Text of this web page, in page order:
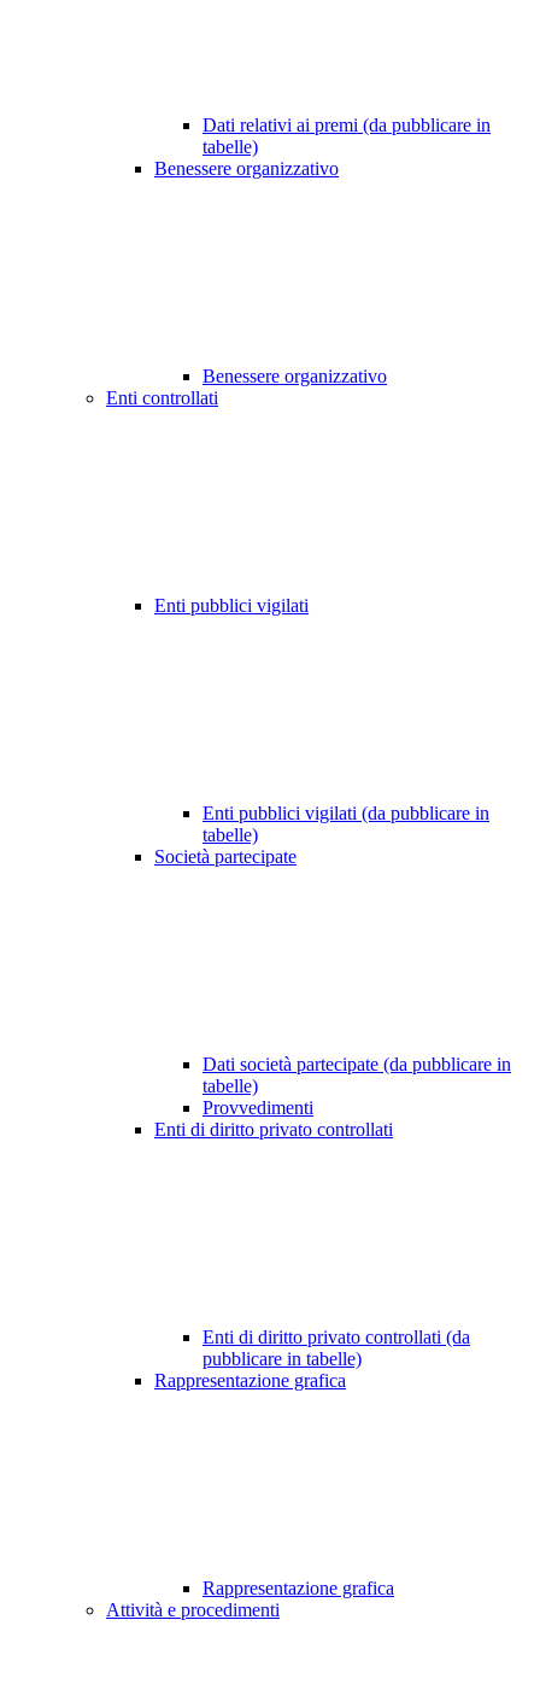
Dati relativi ai premi (da pubblicare in
tabelle)
Benessere organizzativo
Benessere organizzativo
Enti controllati
Enti pubblici vigilati
Enti pubblici vigilati (da pubblicare in
tabelle)
Società partecipate
Dati società partecipate (da pubblicare in
tabelle)
Provvedimenti
Enti di diritto privato controllati
Enti di diritto privato controllati (da
pubblicare in tabelle)
Rappresentazione grafica
Rappresentazione grafica
Attività e procedimenti